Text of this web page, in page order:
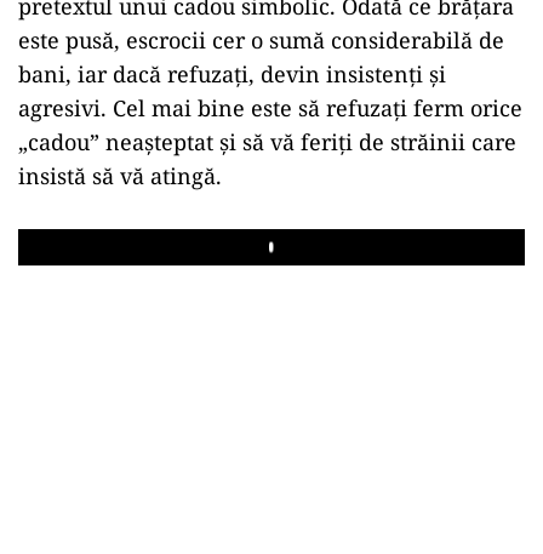
pretextul unui cadou simbolic. Odată ce brățara
este pusă, escrocii cer o sumă considerabilă de
bani, iar dacă refuzați, devin insistenți și
agresivi. Cel mai bine este să refuzați ferm orice
„cadou” neașteptat și să vă feriți de străinii care
insistă să vă atingă.
Play